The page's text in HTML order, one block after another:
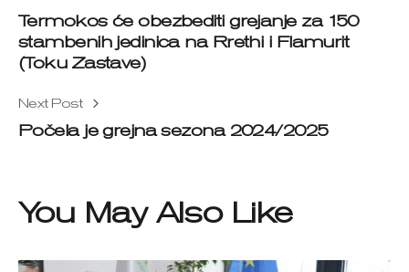
Termokos će obezbediti grejanje za 150
stambenih jedinica na Rrethi i Flamurit
(Toku Zastave)
Next Post
Počela je grejna sezona 2024/2025
You May Also Like